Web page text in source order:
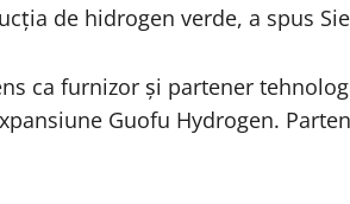
de hidrogen verde, a spus
ca furnizor și partener
Guofu Hydrogen.